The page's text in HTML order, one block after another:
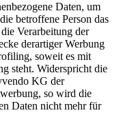
Daten, um
betroffene Person das
Verarbeitung der
derartiger Werbung
soweit es mit
steht. Widerspricht die
KG der
so wird die
Daten nicht mehr für